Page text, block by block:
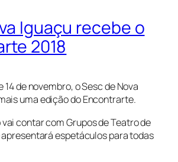
Iguaçu recebe o
2018
14 de novembro, o Sesc de Nova
uma edição do Encontrarte.
contar com Grupos de Teatro de
apresentará espetáculos para todas